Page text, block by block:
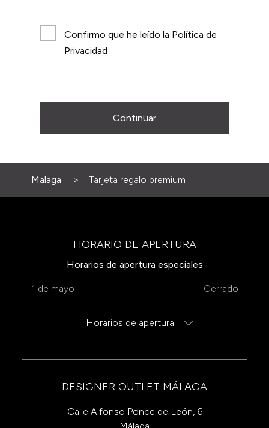
Confirmo que he leído la Política de
Privacidad
Continuar
Malaga Tarjeta regalo premium
HORARIO DE APERTURA
Horarios de apertura especiales
1 de mayo Cerrado
Horarios de apertura
DESIGNER OUTLET MÁLAGA
Calle Alfonso Ponce de León, 6